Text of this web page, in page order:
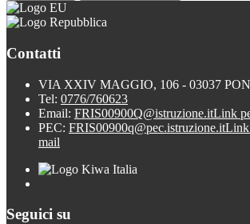
Contatti
VIA XXIV MAGGIO, 106 - 03037
Tel: 0776/760623
Email: FRIS00900Q@istruzione.itLink
PEC: FRIS00900q@pec.istruzione.itLink
mail
Seguici su